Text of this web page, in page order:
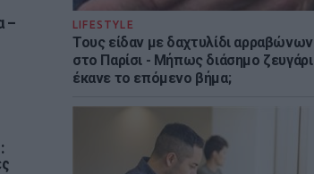
LIFESTYLE
Τους είδαν με δαχτυλίδι αρραβώνων
στο Παρίσι - Μήπως διάσημο ζευγάρι
έκανε το επόμενο βήμα;
–